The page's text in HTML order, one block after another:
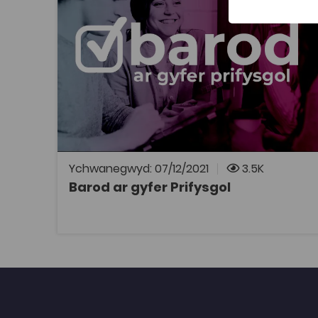
Ychwanegwyd: 07/12/2021 3.5K
Barod ar gyfer Prifysgol
Barod ar gyfer Prifysgol
Mae Barod ar gyfer Prifysgol yn hwb sy'n
hawdd ei ddefnyddio, p'un a ydych ar fin
symud ymlaen i addysg lefel prifysgol, neu'n
cefnogi rhywun sy'n gwneud hynny - efallai
fel rhiant, athro, gofalwr neu gynghorydd.
Gallwch chwilio yn ôl pwnc – fel sgiliau
astudio, llesiant ac iechyd meddwl, neu fywyd
myfyrwyr – yn ôl sefydliad, ac yn ôl maes
pwnc, fel y gallwch fod yn siŵr o fynd yn syth
i'r adnoddau sydd eu hangen arnoch.